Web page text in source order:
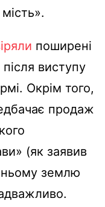
поширені
виступу
Окрім того,
продаж
(як заявив
землю